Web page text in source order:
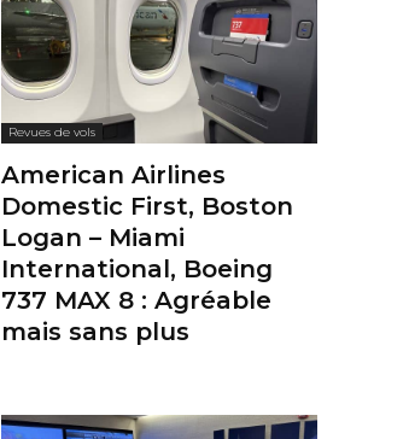
Revues de vols
American Airlines
Domestic First, Boston
Logan – Miami
International, Boeing
737 MAX 8 : Agréable
mais sans plus